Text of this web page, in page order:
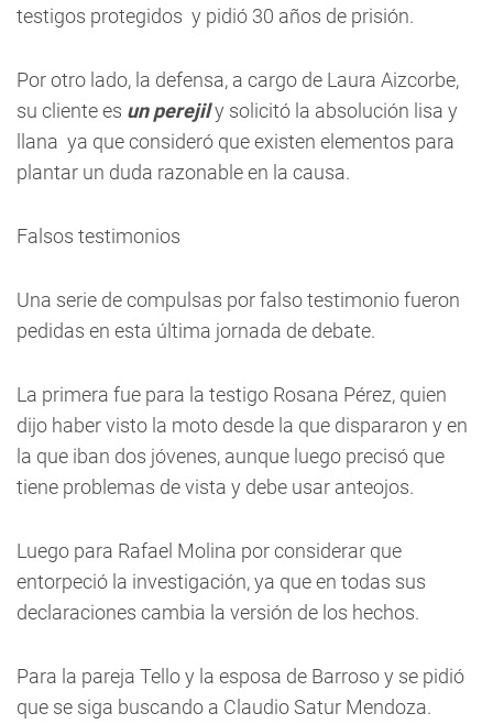
testigos protegidos y pidió 30 años de prisión.
Por otro lado, la defensa, a cargo de Laura Aizcorbe,
su cliente es un perejily solicitó la absolución lisa y
llana ya que consideró que existen elementos para
plantar un duda razonable en la causa.
Falsos testimonios
Una serie de compulsas por falso testimonio fueron
pedidas en esta última jornada de debate.
La primera fue para la testigo Rosana Pérez, quien
dijo haber visto la moto desde la que dispararon y en
la que iban dos jóvenes, aunque luego precisó que
tiene problemas de vista y debe usar anteojos.
Luego para Rafael Molina por considerar que
entorpeció la investigación, ya que en todas sus
declaraciones cambia la versión de los hechos.
Para la pareja Tello y la esposa de Barroso y se pidió
que se siga buscando a Claudio Satur Mendoza.